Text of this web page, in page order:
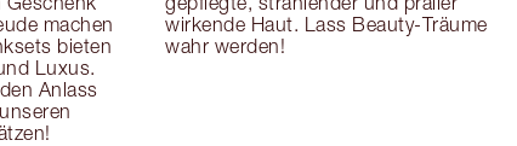
machen
bieten
Luxus.
Anlass
wirkende Haut. Lass Beauty-Träume
wahr werden!